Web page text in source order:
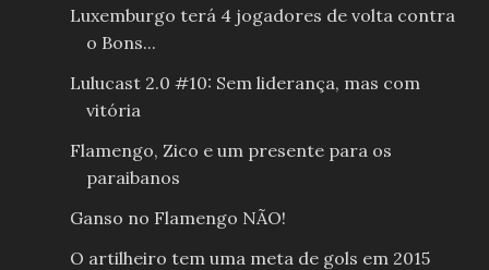
Luxemburgo terá 4 jogadores de volta contra
o Bons...
Lulucast 2.0 #10: Sem liderança, mas com
vitória
Flamengo, Zico e um presente para os
paraibanos
Ganso no Flamengo NÃO!
O artilheiro tem uma meta de gols em 2015